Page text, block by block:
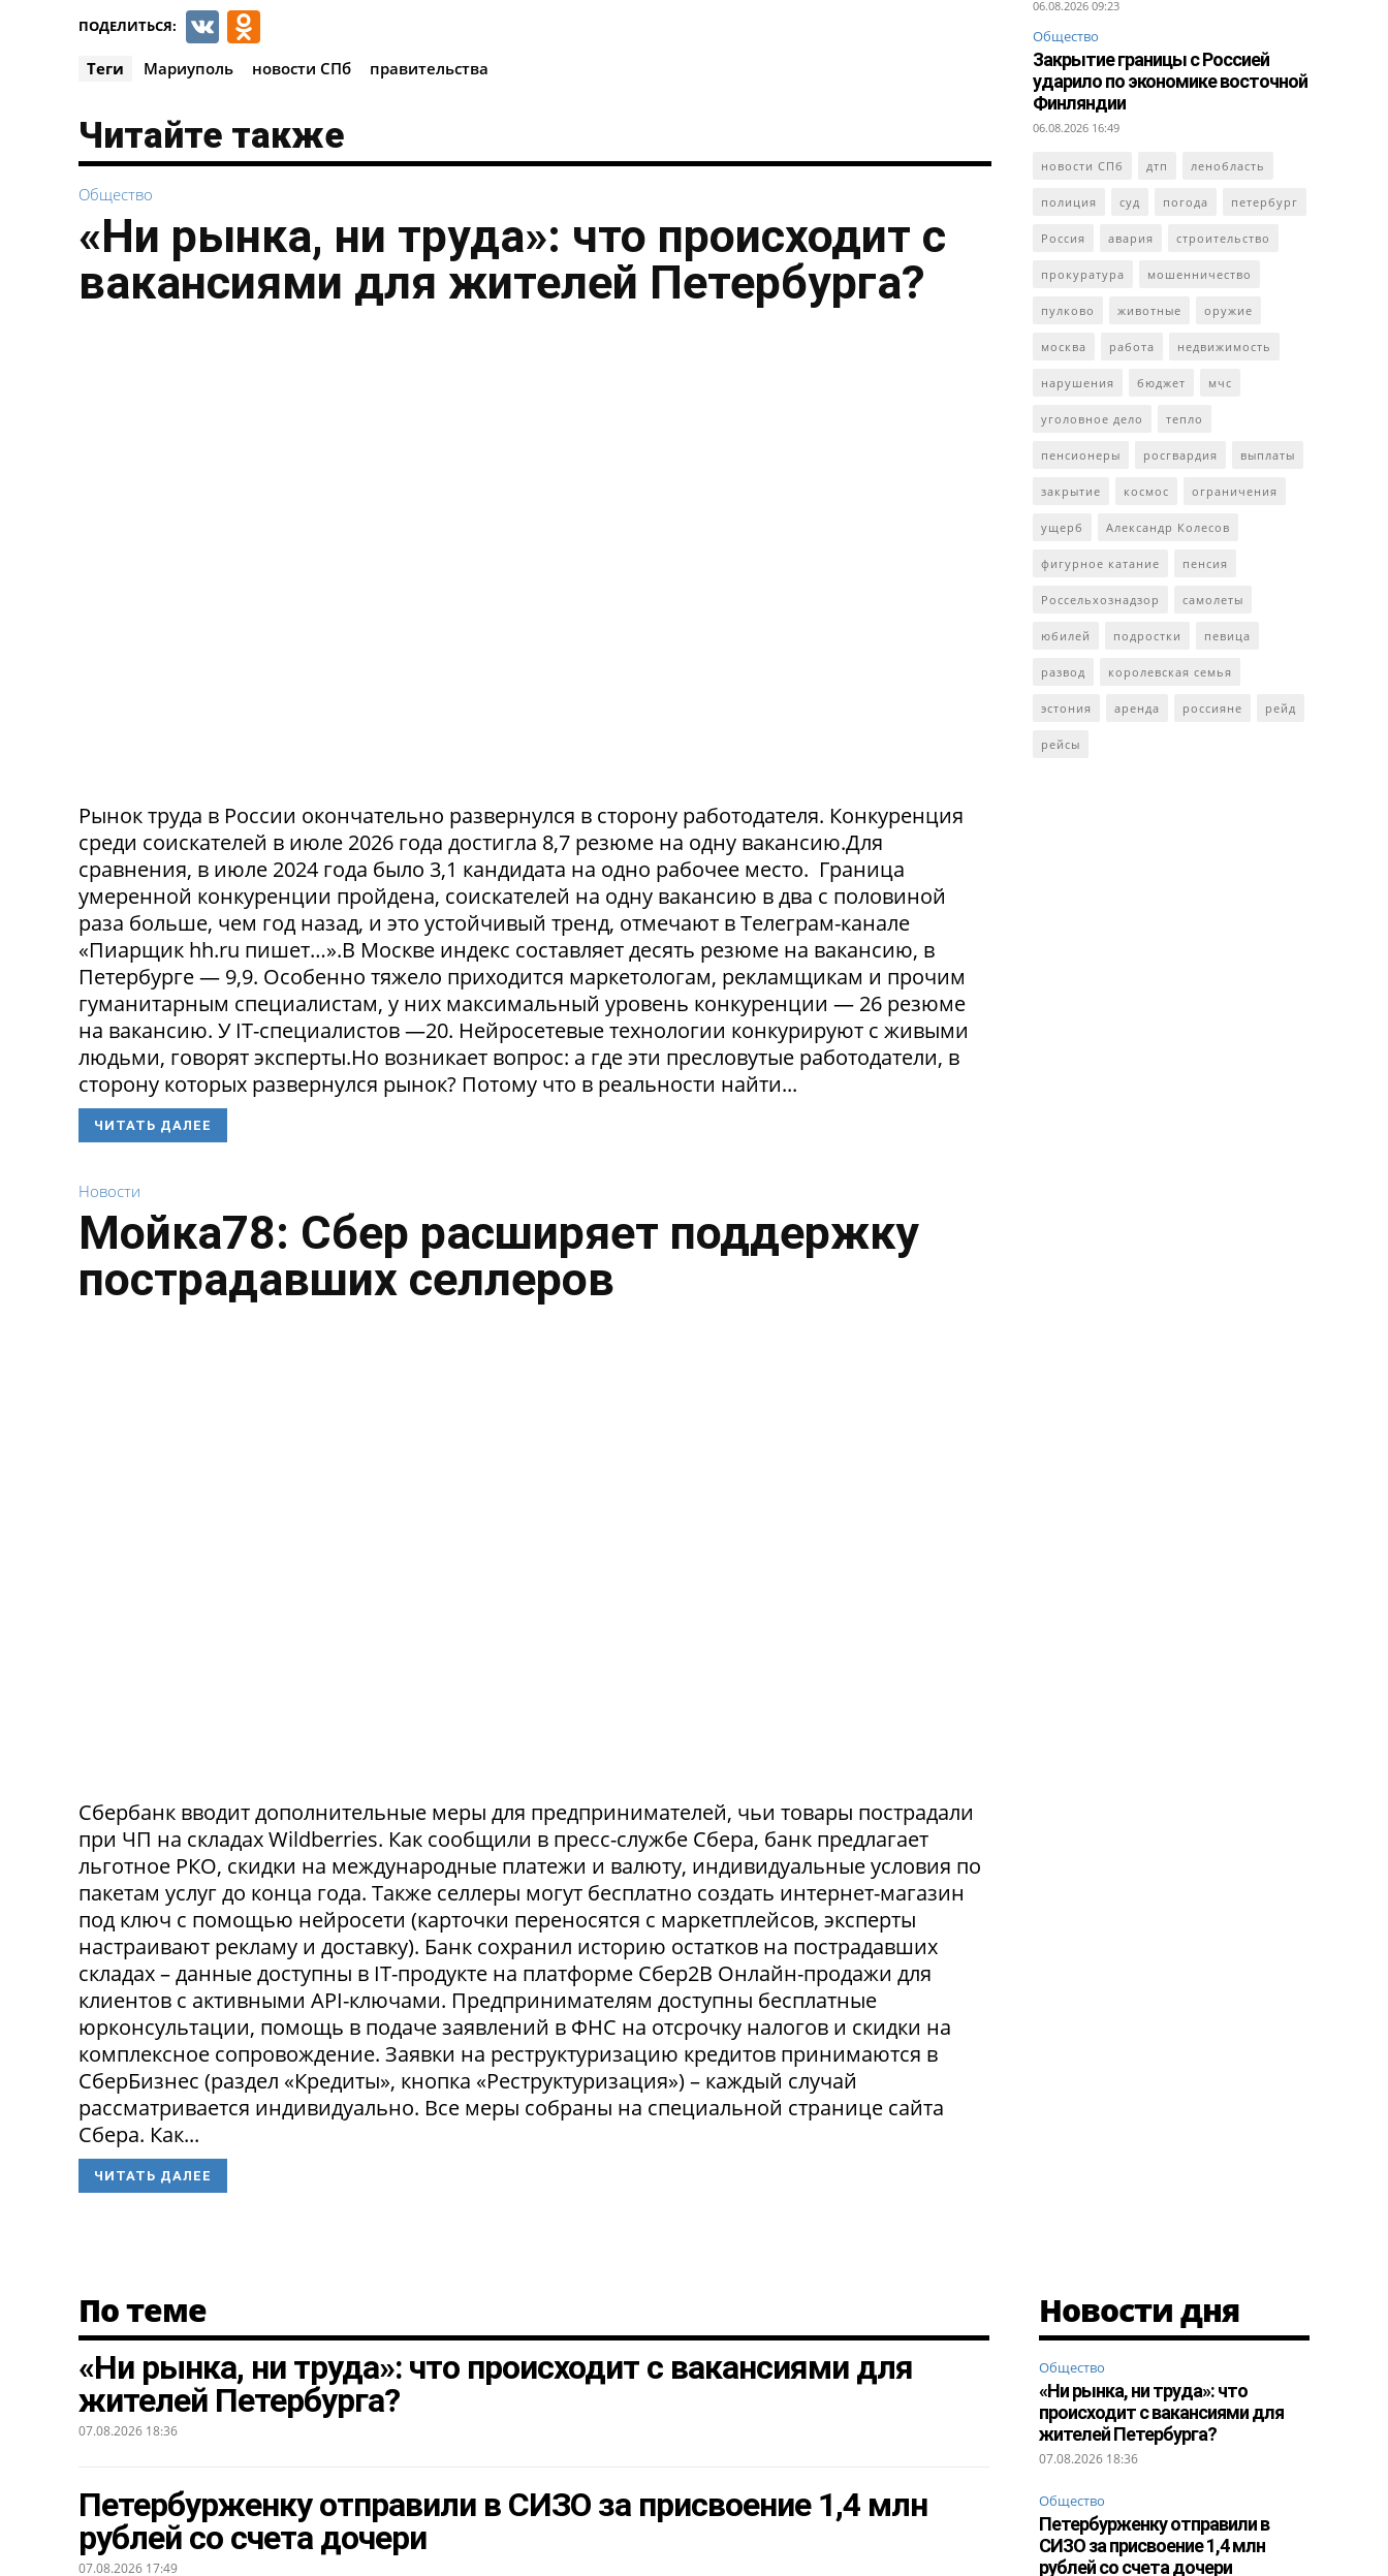
ПОДЕЛИТЬСЯ: VK
Теги Мариуполь новости СПб правительства
Читайте также
Общество
«Ни рынка, ни труда»: что происходит с
вакансиями для жителей Петербурга?
Рынок труда в России окончательно развернулся в сторону работодателя. Конкуренция
среди соискателей в июле 2026 года достигла 8,7 резюме на одну вакансию.Для
сравнения, в июле 2024 года было 3,1 кандидата на одно рабочее место. Граница
умеренной конкуренции пройдена, соискателей на одну вакансию в два с половиной
раза больше, чем год назад, и это устойчивый тренд, отмечают в Телеграм-канале
«Пиарщик hh.ru пишет…».В Москве индекс составляет десять резюме на вакансию, в
Петербурге — 9,9. Особенно тяжело приходится маркетологам, рекламщикам и прочим
гуманитарным специалистам, у них максимальный уровень конкуренции — 26 резюме
на вакансию. У IT-специалистов —20. Нейросетевые технологии конкурируют с живыми
людьми, говорят эксперты.Но возникает вопрос: а где эти пресловутые работодатели, в
сторону которых развернулся рынок? Потому что в реальности найти...
ЧИТАТЬ ДАЛЕЕ
Новости
Мойка78: Сбер расширяет поддержку
пострадавших селлеров
Сбербанк вводит дополнительные меры для предпринимателей, чьи товары пострадали
при ЧП на складах Wildberries. Как сообщили в пресс-службе Сбера, банк предлагает
льготное РКО, скидки на международные платежи и валюту, индивидуальные условия по
пакетам услуг до конца года. Также селлеры могут бесплатно создать интернет-магазин
под ключ с помощью нейросети (карточки переносятся с маркетплейсов, эксперты
настраивают рекламу и доставку). Банк сохранил историю остатков на пострадавших
складах – данные доступны в IT-продукте на платформе Сбер2В Онлайн-продажи для
клиентов с активными API-ключами. Предпринимателям доступны бесплатные
юрконсультации, помощь в подаче заявлений в ФНС на отсрочку налогов и скидки на
комплексное сопровождение. Заявки на реструктуризацию кредитов принимаются в
СберБизнес (раздел «Кредиты», кнопка «Реструктуризация») – каждый случай
рассматривается индивидуально. Все меры собраны на специальной странице сайта
Сбера. Как...
ЧИТАТЬ ДАЛЕЕ
06.08.2026 09:23
Общество
Закрытие границы с Россией
ударило по экономике восточной
Финляндии
06.08.2026 16:49
новости СПб дтп ленобласть
полиция суд погода петербург
Россия авария строительство
прокуратура мошенничество
пулково животные оружие
москва работа недвижимость
нарушения бюджет мчс
уголовное дело тепло
пенсионеры росгвардия выплаты
закрытие космос ограничения
ущерб Александр Колесов
фигурное катание пенсия
Россельхознадзор самолеты
юбилей подростки певица
развод королевская семья
эстония аренда россияне рейд
рейсы
Новости дня
Общество
«Ни рынка, ни труда»: что
происходит с вакансиями для
жителей Петербурга?
07.08.2026 18:36
Общество
Петербурженку отправили в
СИЗО за присвоение 1,4 млн
рублей со счета дочери
По теме
«Ни рынка, ни труда»: что происходит с вакансиями для
жителей Петербурга?
07.08.2026 18:36
Петербурженку отправили в СИЗО за присвоение 1,4 млн
рублей со счета дочери
07.08.2026 17:49